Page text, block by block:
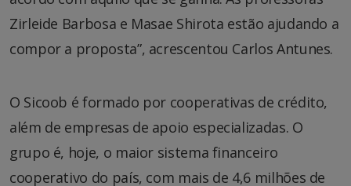
Zirleide Barbosa e Masae Shirota estão ajudando a
compor a proposta”, acrescentou Carlos Antunes.
O Sicoob é formado por cooperativas de crédito,
além de empresas de apoio especializadas. O
grupo é, hoje, o maior sistema financeiro
cooperativo do país, com mais de 4,6 milhões de